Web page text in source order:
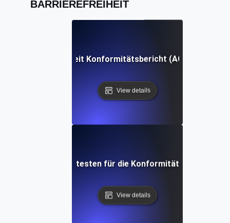
BARRIEREFREIHEIT
Barrierefreiheit Konformitätsbericht (ACR)
View details
Barrierefreiheitstesten für die Konformität (ACT)
View details